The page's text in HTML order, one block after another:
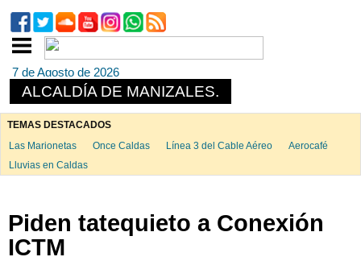
7 de Agosto de 2026
ALCALDÍA DE MANIZALES.
TEMAS DESTACADOS
Las Marionetas
Once Caldas Línea 3 del Cable Aéreo
Aerocafé
Lluvias en Caldas
Piden tatequieto a Conexión
ICTM